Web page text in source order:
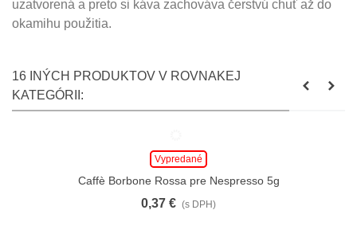
uzatvorená a preto si káva zachováva čerstvú chuť až do
okamihu použitia.
16 INÝCH PRODUKTOV V ROVNAKEJ
KATEGÓRII:
Vypredané
Caffè Borbone Rossa pre Nespresso 5g
0,37 € (s DPH)